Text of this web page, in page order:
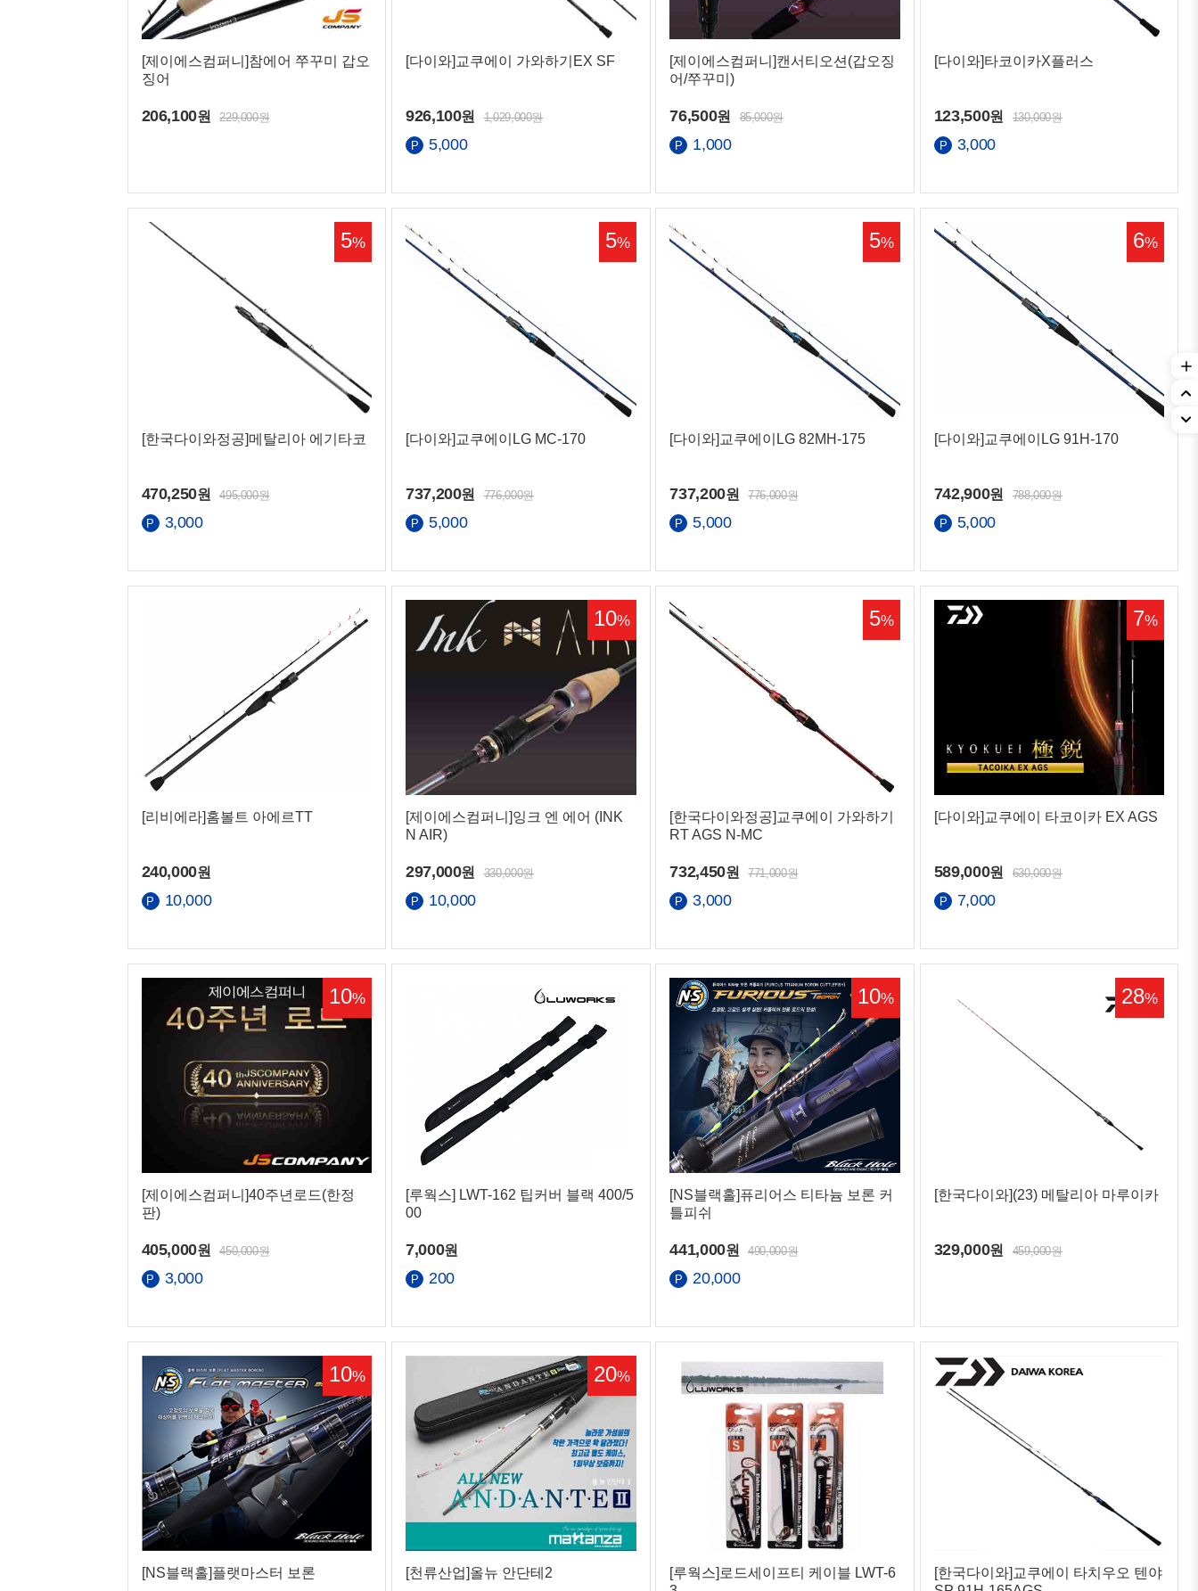
매장 영업시간
국민은행
농협
열기/닫기
[제이에스컴퍼니]참에어 쭈꾸미 갑오
징어
206,100원 229,000원
[다이와]교쿠에이 가와하기EX SF
926,100원 1,029,000원
5,000
[제이에스컴퍼니]캔서티오션(갑오징
어/쭈꾸미)
76,500원 85,000원
1,000
[다이와]타코이카X플러스
123,500원 130,000원
3,000
[한국다이와정공]메탈리아 에기타코
470,250원 495,000원
3,000
5%
[다이와]교쿠에이LG MC-170
737,200원 776,000원
5,000
5%
[다이와]교쿠에이LG 82MH-175
737,200원 776,000원
5,000
5%
[다이와]교쿠에이LG 91H-170
742,900원 788,000원
5,000
6%
[리비에라]홈볼트 아에르TT
240,000원
10,000
[제이에스컴퍼니]잉크 엔 에어 (INK
N AIR)
297,000원 330,000원
10,000
10%
[한국다이와정공]교쿠에이 가와하기
RT AGS N-MC
732,450원 771,000원
3,000
5%
[다이와]교쿠에이 타코이카 EX AGS
589,000원 630,000원
7,000
7%
[제이에스컴퍼니]40주년로드(한정
판)
405,000원 450,000원
3,000
10%
[루웍스] LWT-162 팁커버 블랙 400/5
00
7,000원
200
[NS블랙홀]퓨리어스 티타늄 보론 커
틀피쉬
441,000원 490,000원
20,000
10%
[한국다이와](23) 메탈리아 마루이카
329,000원 459,000원
28%
[NS블랙홀]플랫마스터 보론
10%
[천류산업]올뉴 안단테2
20%
[루웍스]로드세이프티 케이블 LWT-6
[한국다이와]교쿠에이 타치우오 텐야